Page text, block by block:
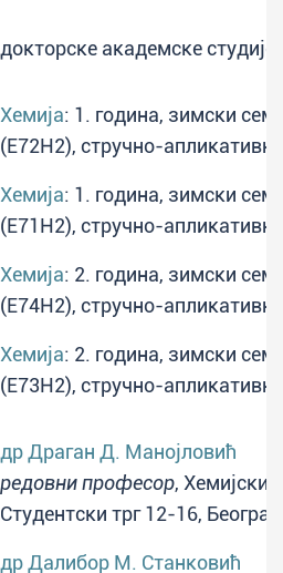
докторске академске студије
Хемија: 1. година, зимски
(E72H2), стручно-
Хемија: 1. година, зимски
(E71H2), стручно-
Хемија: 2. година, зимски
(E74H2), стручно-
Хемија: 2. година, зимски
(E73H2), стручно-
др Драган Д. Манојловић
редовни професор, Хемијски
Студентски трг 12-16, Београд
др Далибор М. Станковић